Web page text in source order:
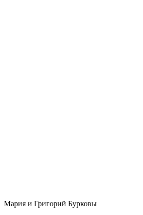
Мария и Григорий Бурковы